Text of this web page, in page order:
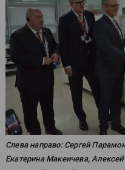
Слева направо: Сергей
Екатерина Макеичева,